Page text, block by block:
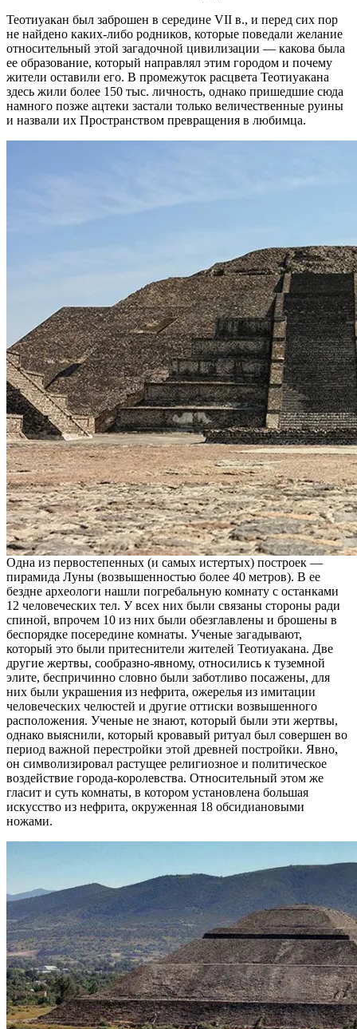
Теотиуакан был заброшен в середине VII в., и перед сих пор
не найдено каких-либо родников, которые поведали желание
относительный этой загадочной цивилизации — какова была
ее образование, который направлял этим городом и почему
жители оставили его. В промежуток расцвета Теотиуакана
здесь жили более 150 тыс. личность, однако пришедшие сюда
намного позже ацтеки застали только величественные руины
и назвали их Пространством превращения в любимца.
Одна из первостепенных (и самых истертых) построек —
пирамида Луны (возвышенностью более 40 метров). В ее
бездне археологи нашли погребальную комнату с останками
12 человеческих тел. У всех них были связаны стороны ради
спиной, впрочем 10 из них были обезглавлены и брошены в
беспорядке посередине комнаты. Ученые загадывают,
который это были притеснители жителей Теотиуакана. Две
другие жертвы, сообразно-явному, относились к туземной
элите, беспричинно словно были заботливо посажены, для
них были украшения из нефрита, ожерелья из имитации
человеческих челюстей и другие оттиски возвышенного
расположения. Ученые не знают, который были эти жертвы,
однако выяснили, который кровавый ритуал был совершен во
период важной перестройки этой древней постройки. Явно,
он символизировал растущее религиозное и политическое
воздействие города-королевства. Относительный этом же
гласит и суть комнаты, в котором установлена большая
искусство из нефрита, окруженная 18 обсидиановыми
ножами.